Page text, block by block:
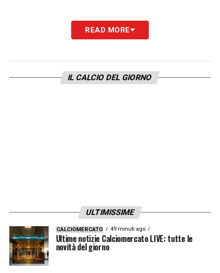
READ MORE
IL CALCIO DEL GIORNO
ULTIMISSIME
CALCIOMERCATO 49 minuti ago
Ultime notizie Calciomercato LIVE: tutte le
novità del giorno